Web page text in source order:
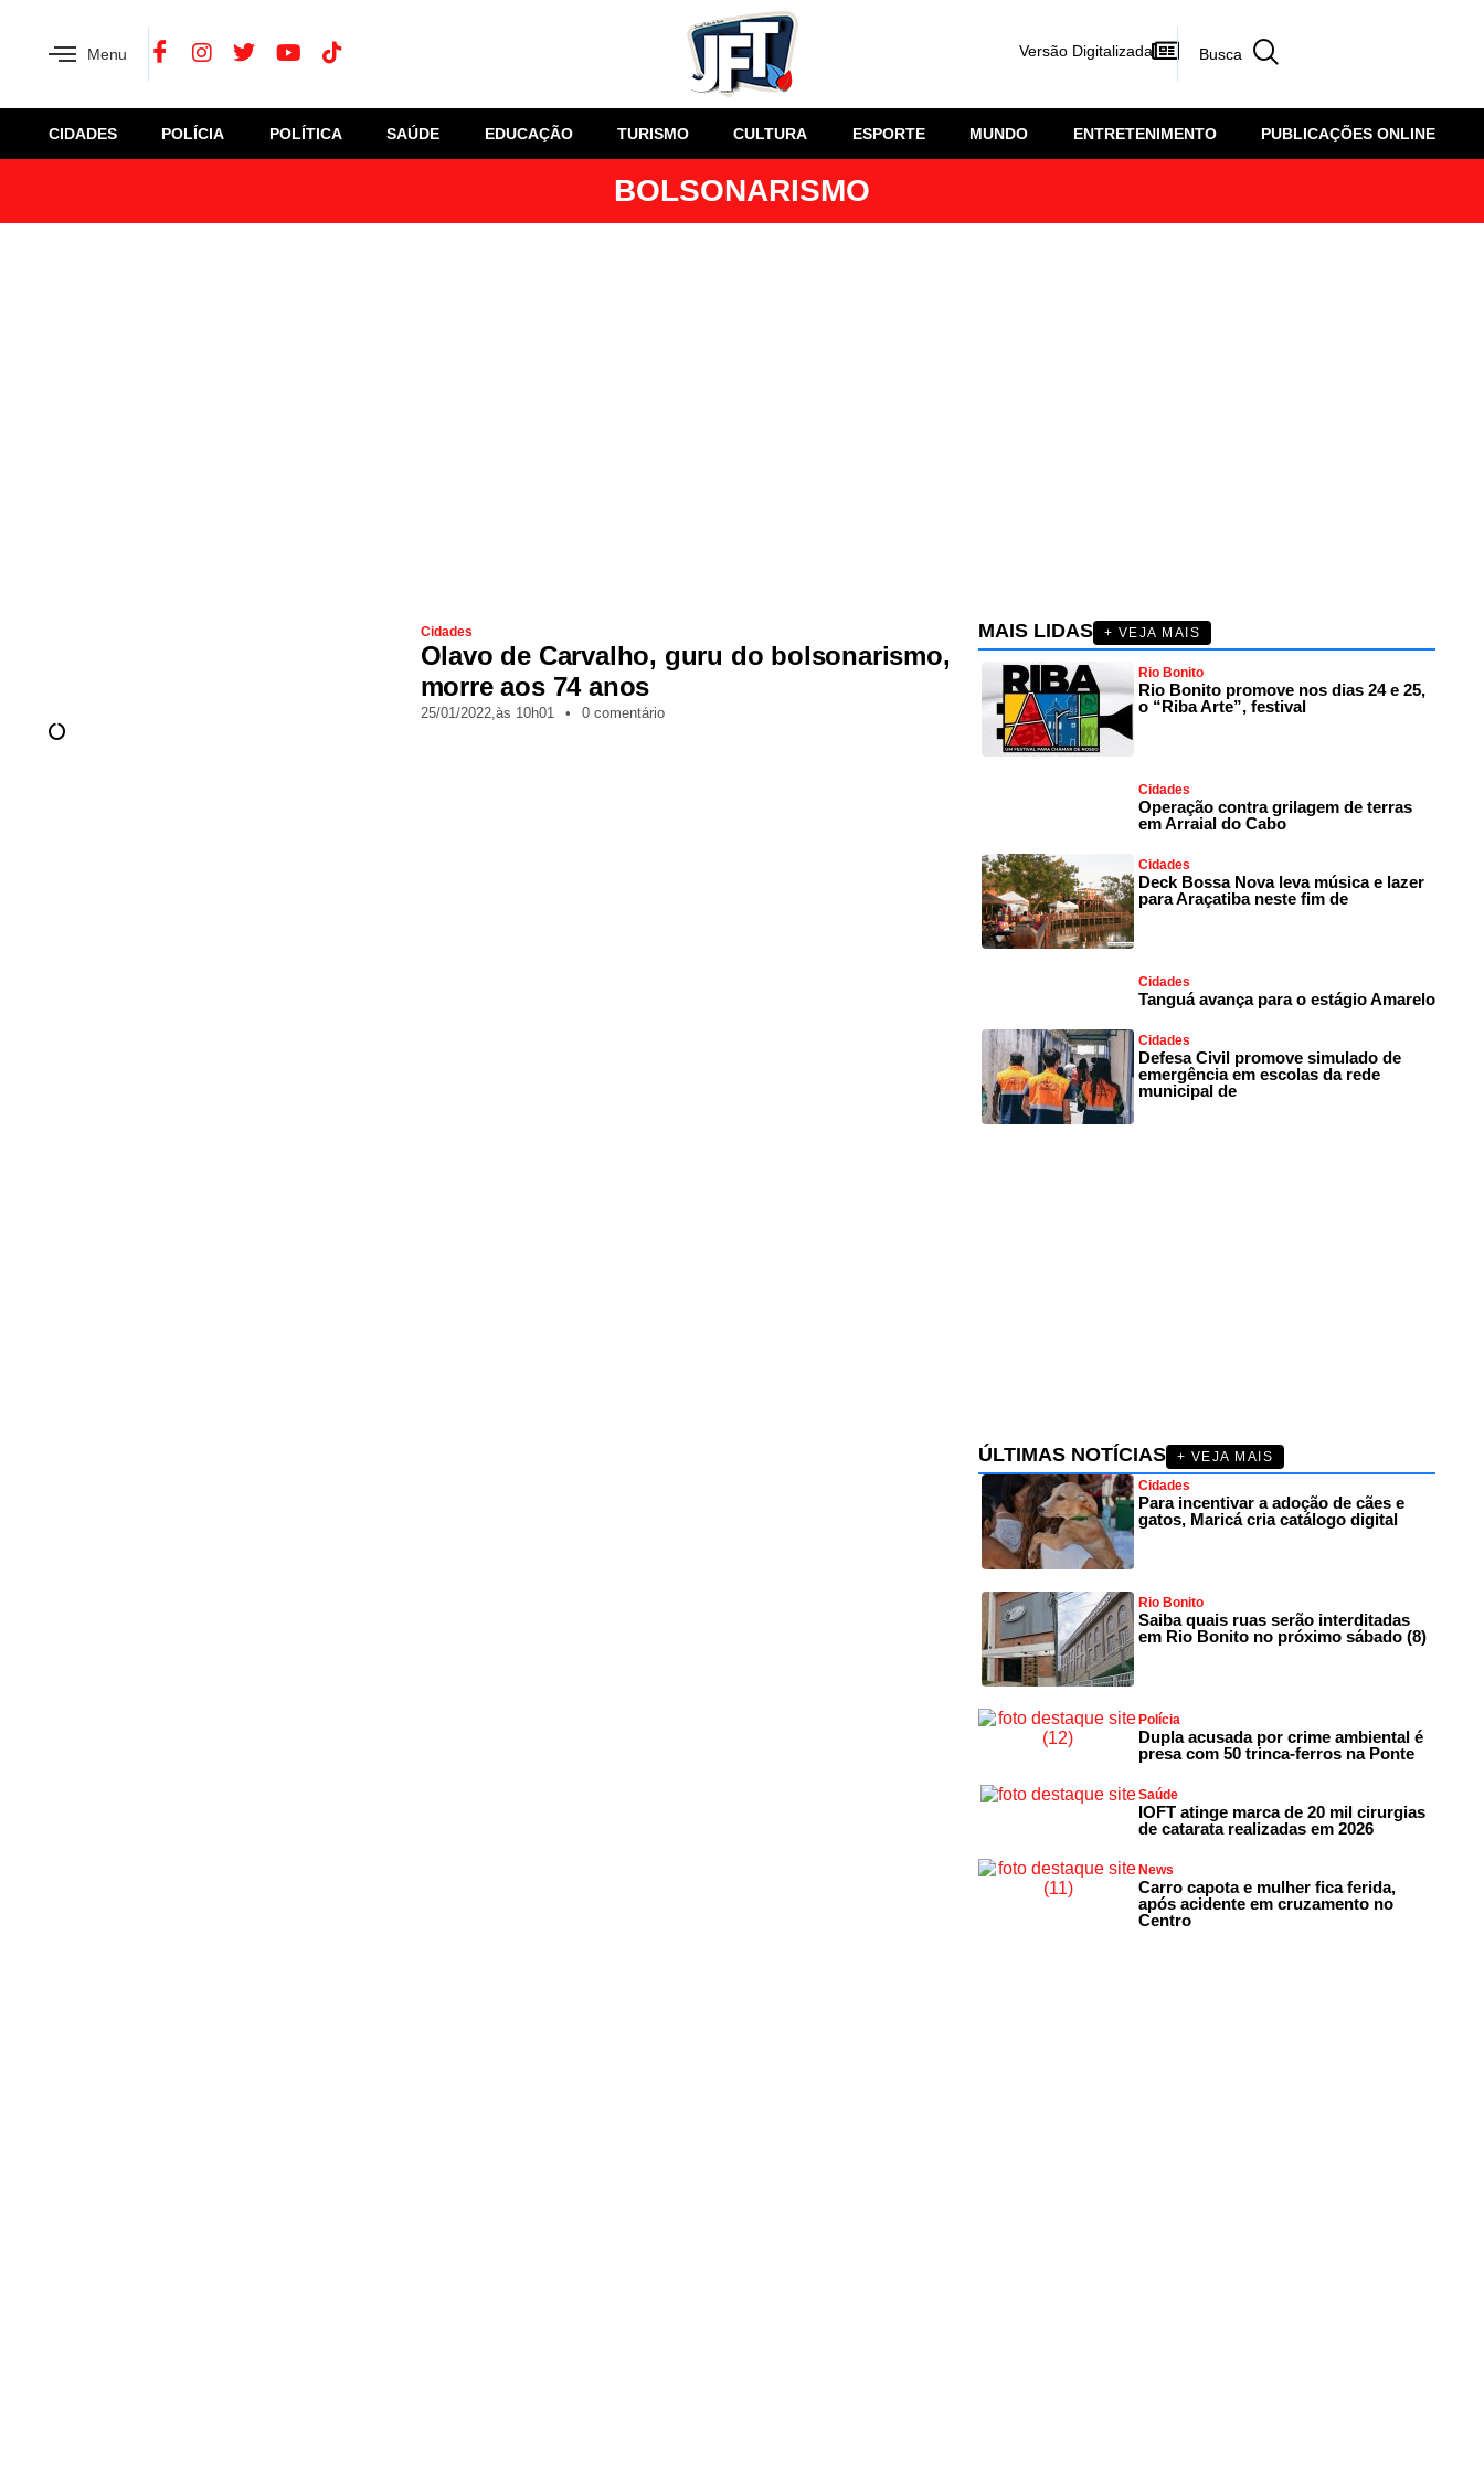
Menu Versão Digitalizada
CIDADES POLÍCIA POLÍTICA SAÚDE EDUCAÇÃO TURISMO CULTURA ESPORTE MUNDO ENTRETENIMENTO PUBLICAÇÕES ONLINE
BOLSONARISMO
Cidades
Olavo de Carvalho, guru do bolsonarismo,
morre aos 74 anos
25/01/2022,às 10h01 • 0 comentário
MAIS LIDAS + VEJA MAIS
Rio Bonito
Rio Bonito promove nos dias 24 e 25,
o “Riba Arte”, festival
Cidades
Operação contra grilagem de terras
em Arraial do Cabo
Cidades
Deck Bossa Nova leva música e lazer
para Araçatiba neste fim de
Cidades
Tanguá avança para o estágio Amarelo
Cidades
Defesa Civil promove simulado de
emergência em escolas da rede
municipal de
ÚLTIMAS NOTÍCIAS
+ VEJA MAIS
Cidades
Para incentivar a adoção de cães e
gatos, Maricá cria catálogo digital
Rio Bonito
Saiba quais ruas serão interditadas
em Rio Bonito no próximo sábado (8)
Polícia
Dupla acusada por crime ambiental é
presa com 50 trinca-ferros na Ponte
Saúde
IOFT atinge marca de 20 mil cirurgias
de catarata realizadas em 2026
News
Carro capota e mulher fica ferida,
após acidente em cruzamento no
Centro